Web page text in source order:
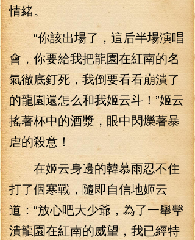
情緒。
“你該出場了，這后半場演唱
會，你要給我把龍園在紅南的名
氣徹底釘死，我倒要看看崩潰了
的龍園還怎么和我姬云斗！”姬云
搖著杯中的酒漿，眼中閃爍著暴
虐的殺意！
在姬云身邊的韓慕雨忍不住
打了個寒戰，隨即自信地姬云
道：“放心吧大少爺，為了一舉擊
潰龍園在紅南的威望，我已經特